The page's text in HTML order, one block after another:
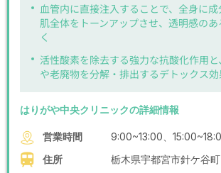
血管内に直接注入することで、全身に成
肌全体をトーンアップさせ、透明感の
く
活性酸素を除去する強力な抗酸化作用
や老廃物を分解・排出するデトックス効
はりがや中央クリニックの詳細情報
営業時間
9:00~13:00、
住所
栃木県宇都宮市針ケ谷